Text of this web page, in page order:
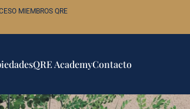
MIEMBROS QRE
QRE AcademyContacto